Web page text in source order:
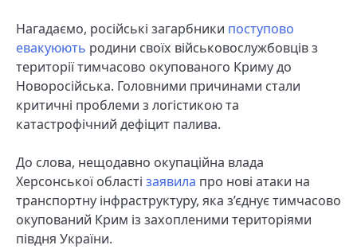
Нагадаємо, російські загарбники поступово
евакуюють родини своїх військовослужбовців з
території тимчасово окупованого Криму до
Новоросійська. Головними причинами стали
критичні проблеми з логістикою та
катастрофічний дефіцит палива.
До слова, нещодавно окупаційна влада
Херсонської області заявила про нові атаки на
транспортну інфраструктуру, яка з’єднує тимчасово
окупований Крим із захопленими територіями
півдня України.